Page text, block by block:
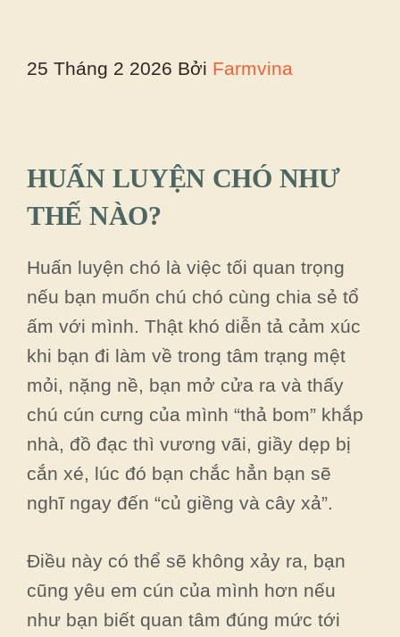
25 Tháng 2 2026 Bởi Farmvina
HUẤN LUYỆN CHÓ NHƯ
THẾ NÀO?
Huấn luyện chó là việc tối quan trọng
nếu bạn muốn chú chó cùng chia sẻ tổ
ấm với mình. Thật khó diễn tả cảm xúc
khi bạn đi làm về trong tâm trạng mệt
mỏi, nặng nề, bạn mở cửa ra và thấy
chú cún cưng của mình “thả bom” khắp
nhà, đồ đạc thì vương vãi, giầy dẹp bị
cắn xé, lúc đó bạn chắc hẳn bạn sẽ
nghĩ ngay đến “củ giềng và cây xả”.
Điều này có thể sẽ không xảy ra, bạn
cũng yêu em cún của mình hơn nếu
như bạn biết quan tâm đúng mức tới